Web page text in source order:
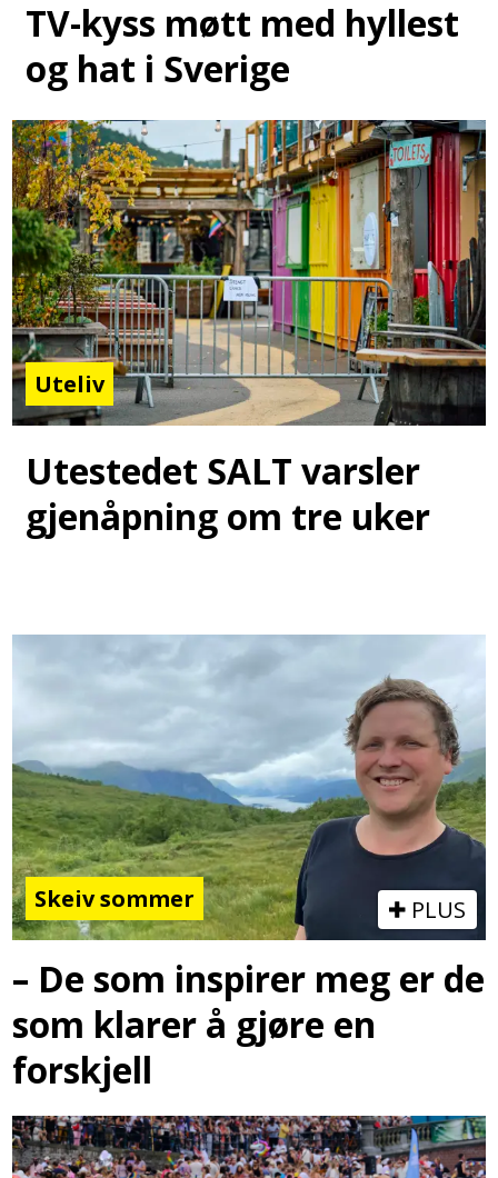
TV-kyss møtt med hyllest
og hat i Sverige
Uteliv
Utestedet SALT varsler
gjenåpning om tre uker
Skeiv sommer PLUS
– De som inspirer meg er de
som klarer å gjøre en
forskjell